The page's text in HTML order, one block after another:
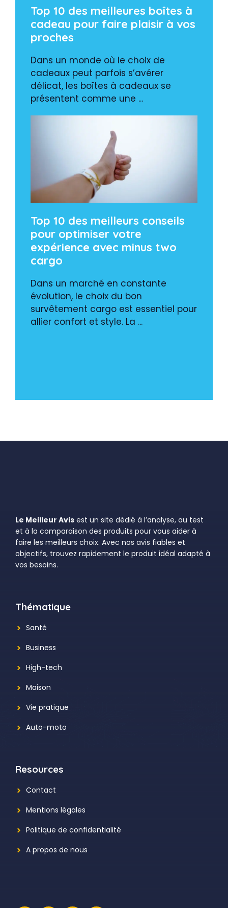
Top 10 des meilleures boîtes à
cadeau pour faire plaisir à vos
proches
Dans un monde où le choix de
cadeaux peut parfois s’avérer
délicat, les boîtes à cadeaux se
présentent comme une ...
Top 10 des meilleurs conseils
pour optimiser votre
expérience avec minus two
cargo
Dans un marché en constante
évolution, le choix du bon
survêtement cargo est essentiel pour
allier confort et style. La ...
Le Meilleur Avis est un site dédié à l’analyse, au test
et à la comparaison des produits pour vous aider à
faire les meilleurs choix. Avec nos avis fiables et
objectifs, trouvez rapidement le produit idéal adapté à
vos besoins.
Thématique
Santé
Business
High-tech
Maison
Vie pratique
Auto-moto
Resources
Contact
Mentions légales
Politique de confidentialité
A propos de nous